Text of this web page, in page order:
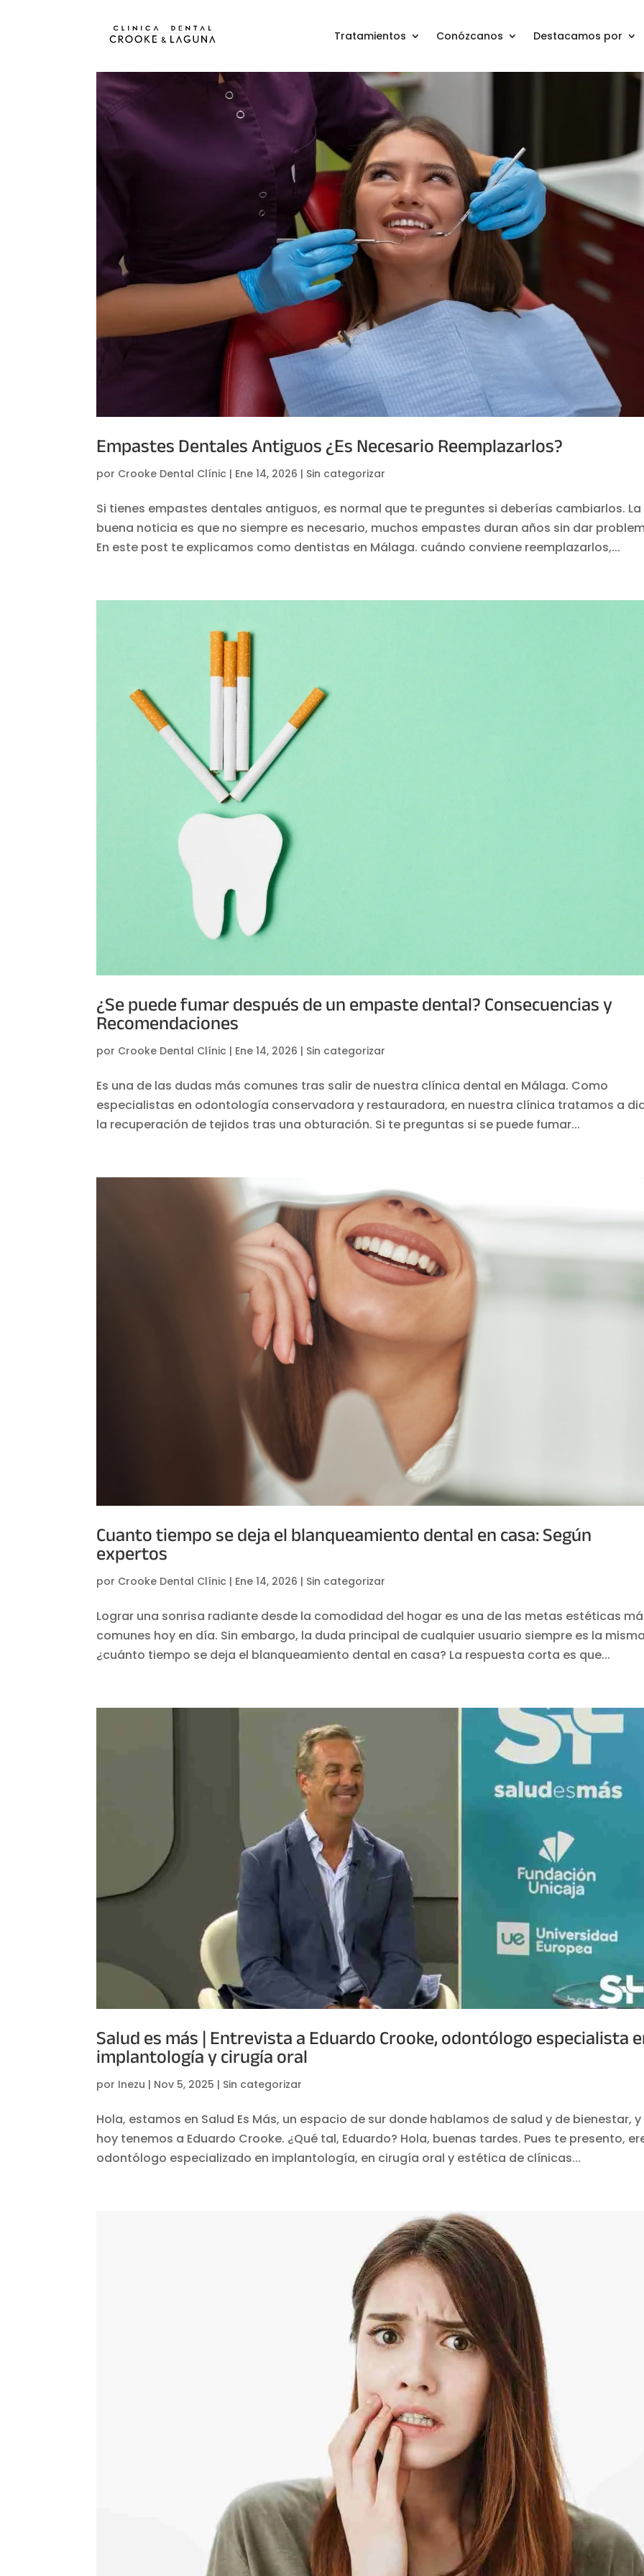
Tratamientos Conózcanos Destacamos por
Empastes Dentales Antiguos ¿Es Necesario Reemplazarlos?
por Crooke Dental Clínic | Ene 14, 2026 | Sin categorizar
Si tienes empastes dentales antiguos, es normal que te preguntes si deberías cambiarlos. La
buena noticia es que no siempre es necesario, muchos empastes duran años sin dar
En este post te explicamos como dentistas en Málaga. cuándo conviene reemplazarlos,...
¿Se puede fumar después de un empaste dental? Consecuencias y
Recomendaciones
por Crooke Dental Clínic | Ene 14, 2026 | Sin categorizar
Es una de las dudas más comunes tras salir de nuestra clínica dental en Málaga. Como
especialistas en odontología conservadora y restauradora, en nuestra clínica tratamos a
la recuperación de tejidos tras una obturación. Si te preguntas si se puede fumar...
Cuanto tiempo se deja el blanqueamiento dental en casa: Según
expertos
por Crooke Dental Clínic | Ene 14, 2026 | Sin categorizar
Lograr una sonrisa radiante desde la comodidad del hogar es una de las metas estéticas
comunes hoy en día. Sin embargo, la duda principal de cualquier usuario siempre es la
¿cuánto tiempo se deja el blanqueamiento dental en casa? La respuesta corta es que...
Salud es más | Entrevista a Eduardo Crooke, odontólogo especialista
implantología y cirugía oral
por Inezu | Nov 5, 2025 | Sin categorizar
Hola, estamos en Salud Es Más, un espacio de sur donde hablamos de salud y de bienestar, y
hoy tenemos a Eduardo Crooke. ¿Qué tal, Eduardo? Hola, buenas tardes. Pues te presento,
odontólogo especializado en implantología, en cirugía oral y estética de clínicas...